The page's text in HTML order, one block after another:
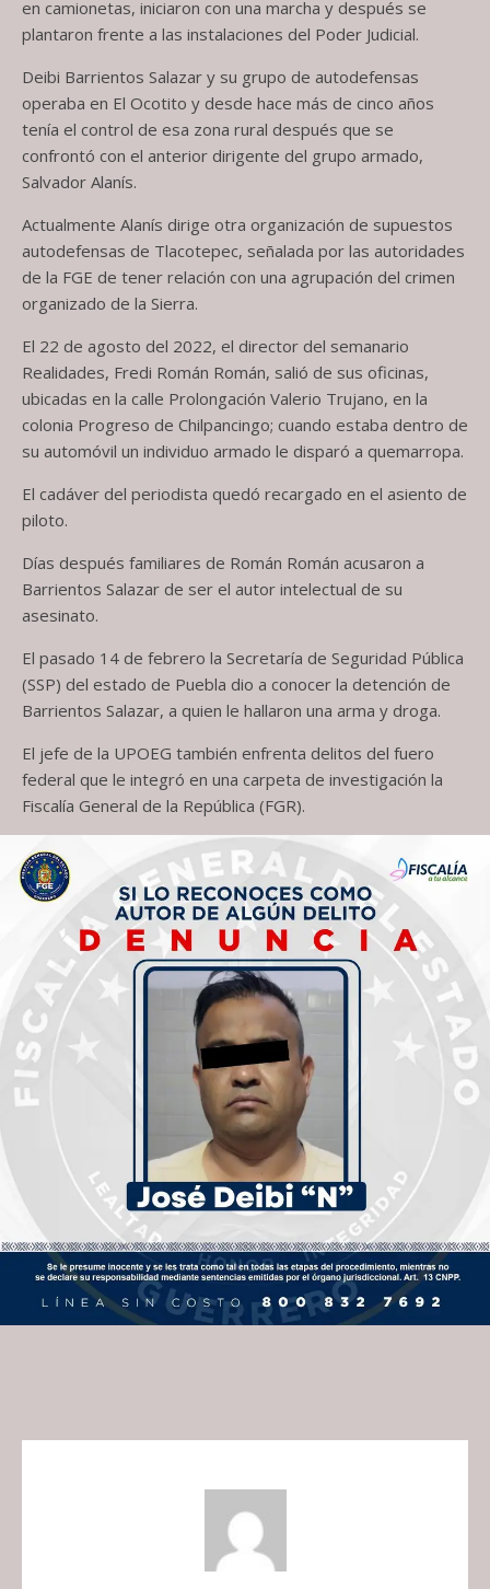
en camionetas, iniciaron con una marcha y después se
plantaron frente a las instalaciones del Poder Judicial.
Deibi Barrientos Salazar y su grupo de autodefensas
operaba en El Ocotito y desde hace más de cinco años
tenía el control de esa zona rural después que se
confrontó con el anterior dirigente del grupo armado,
Salvador Alanís.
Actualmente Alanís dirige otra organización de supuestos
autodefensas de Tlacotepec, señalada por las autoridades
de la FGE de tener relación con una agrupación del crimen
organizado de la Sierra.
El 22 de agosto del 2022, el director del semanario
Realidades, Fredi Román Román, salió de sus oficinas,
ubicadas en la calle Prolongación Valerio Trujano, en la
colonia Progreso de Chilpancingo; cuando estaba dentro de
su automóvil un individuo armado le disparó a quemarropa.
El cadáver del periodista quedó recargado en el asiento de
piloto.
Días después familiares de Román Román acusaron a
Barrientos Salazar de ser el autor intelectual de su
asesinato.
El pasado 14 de febrero la Secretaría de Seguridad Pública
(SSP) del estado de Puebla dio a conocer la detención de
Barrientos Salazar, a quien le hallaron una arma y droga.
El jefe de la UPOEG también enfrenta delitos del fuero
federal que le integró en una carpeta de investigación la
Fiscalía General de la República (FGR).